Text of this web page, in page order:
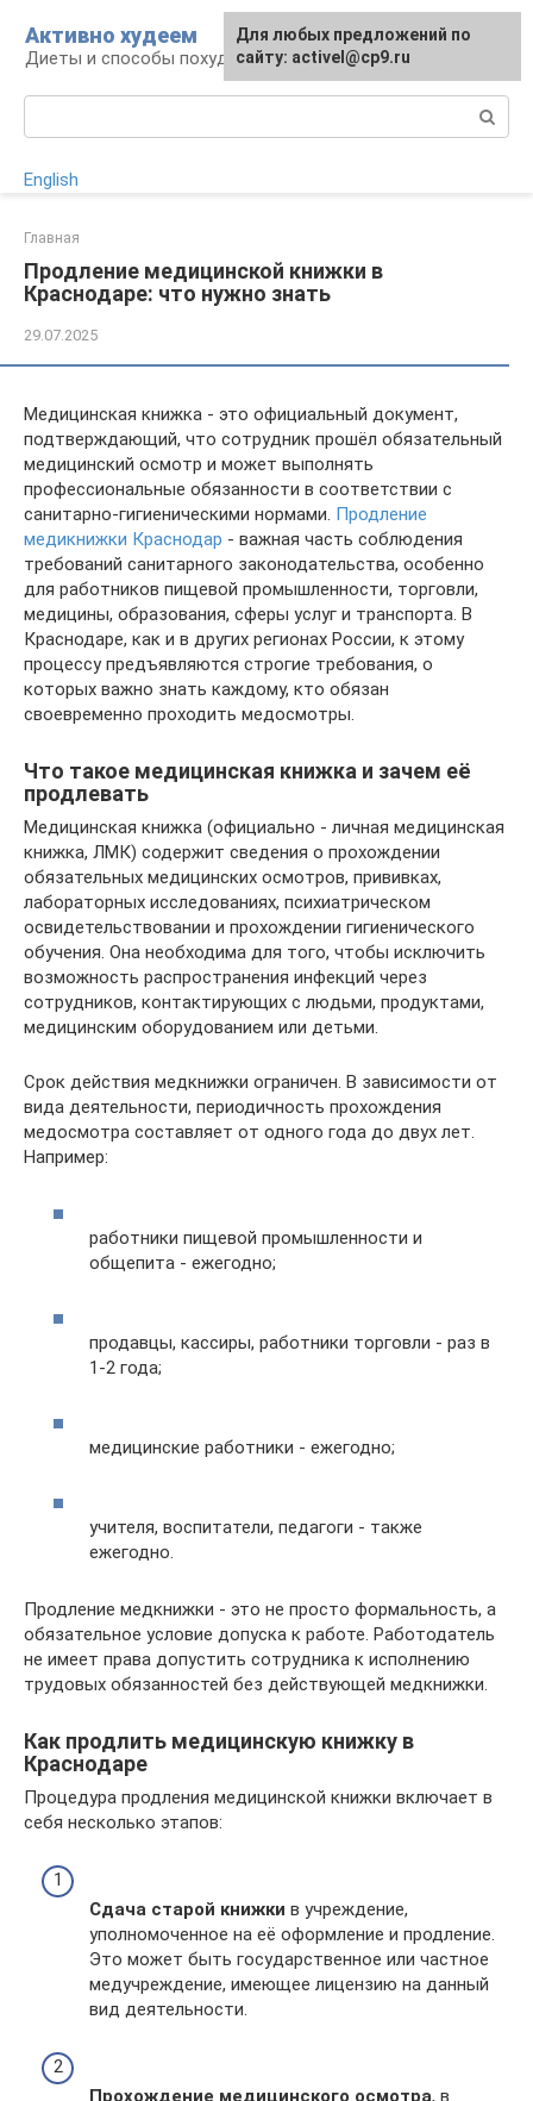
контенту
Активно худеем
Диеты и способы похудения
English
Главная
Продление медицинской книжки в
Краснодаре: что нужно знать
29.07.2025
Медицинская книжка - это официальный документ,
подтверждающий, что сотрудник прошёл обязательный
медицинский осмотр и может выполнять
профессиональные обязанности в соответствии с
санитарно-гигиеническими нормами. Продление
медикнижки Краснодар - важная часть соблюдения
требований санитарного законодательства, особенно
для работников пищевой промышленности, торговли,
медицины, образования, сферы услуг и транспорта. В
Краснодаре, как и в других регионах России, к этому
процессу предъявляются строгие требования, о
которых важно знать каждому, кто обязан
своевременно проходить медосмотры.
Что такое медицинская книжка и зачем её
продлевать
Медицинская книжка (официально - личная медицинская
книжка, ЛМК) содержит сведения о прохождении
обязательных медицинских осмотров, прививках,
лабораторных исследованиях, психиатрическом
освидетельствовании и прохождении гигиенического
обучения. Она необходима для того, чтобы исключить
возможность распространения инфекций через
сотрудников, контактирующих с людьми, продуктами,
медицинским оборудованием или детьми.
Срок действия медкнижки ограничен. В зависимости от
вида деятельности, периодичность прохождения
медосмотра составляет от одного года до двух лет.
Например:
работники пищевой промышленности и
общепита - ежегодно;
продавцы, кассиры, работники торговли - раз в
1-2 года;
медицинские работники - ежегодно;
учителя, воспитатели, педагоги - также
ежегодно.
Продление медкнижки - это не просто формальность, а
обязательное условие допуска к работе. Работодатель
не имеет права допустить сотрудника к исполнению
трудовых обязанностей без действующей медкнижки.
Как продлить медицинскую книжку в
Краснодаре
Процедура продления медицинской книжки включает в
себя несколько этапов:
Сдача старой книжки в учреждение,
уполномоченное на её оформление и продление.
Это может быть государственное или частное
медучреждение, имеющее лицензию на данный
вид деятельности.
Прохождение медицинского осмотра, в
Для любых предложений по
сайту: activel@cp9.ru